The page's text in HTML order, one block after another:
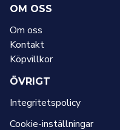
OM OSS
Om oss
Kontakt
Köpvillkor
ÖVRIGT
Integritetspolicy
Cookie-inställningar